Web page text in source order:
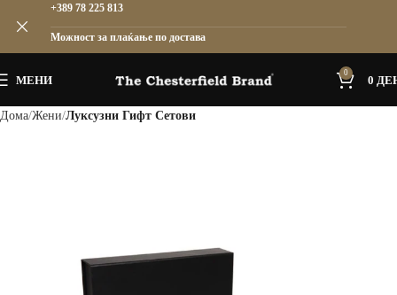
МЕНИ
0
0
Дома Жени Луксузни Гифт Сетови
+389 78 225 813
Можност за плаќање по достава